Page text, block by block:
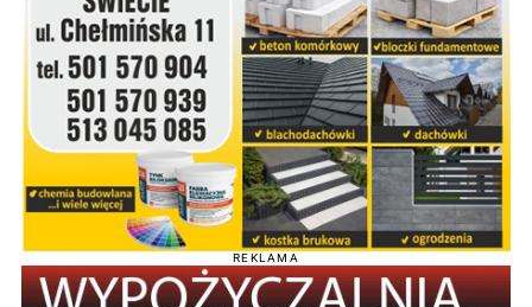
REKLAMA